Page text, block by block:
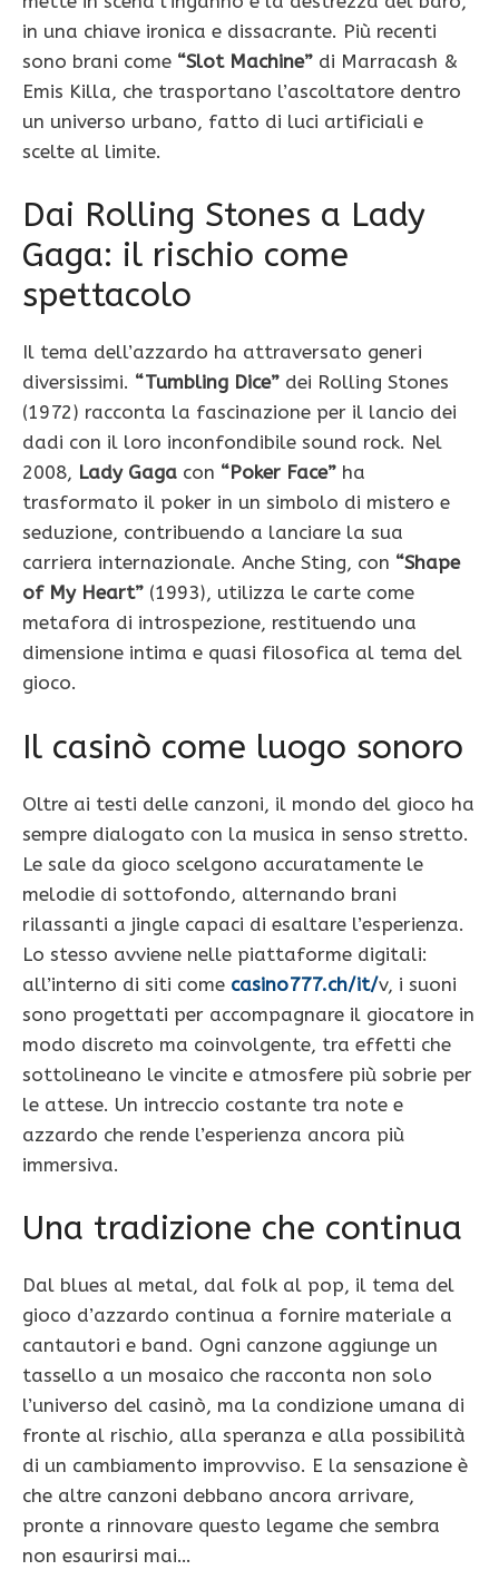
in una chiave ironica e dissacrante. Più recenti
sono brani come “Slot Machine” di Marracash &
Emis Killa, che trasportano l’ascoltatore dentro
un universo urbano, fatto di luci artificiali e
scelte al limite.
Dai Rolling Stones a Lady
Gaga: il rischio come
spettacolo
Il tema dell’azzardo ha attraversato generi
diversissimi. “Tumbling Dice” dei Rolling Stones
(1972) racconta la fascinazione per il lancio dei
dadi con il loro inconfondibile sound rock. Nel
2008, Lady Gaga con “Poker Face” ha
trasformato il poker in un simbolo di mistero e
seduzione, contribuendo a lanciare la sua
carriera internazionale. Anche Sting, con “Shape
of My Heart” (1993), utilizza le carte come
metafora di introspezione, restituendo una
dimensione intima e quasi filosofica al tema del
gioco.
Il casinò come luogo sonoro
Oltre ai testi delle canzoni, il mondo del gioco ha
sempre dialogato con la musica in senso stretto.
Le sale da gioco scelgono accuratamente le
melodie di sottofondo, alternando brani
rilassanti a jingle capaci di esaltare l’esperienza.
Lo stesso avviene nelle piattaforme digitali:
all’interno di siti come casino777.ch/it/v, i suoni
sono progettati per accompagnare il giocatore in
modo discreto ma coinvolgente, tra effetti che
sottolineano le vincite e atmosfere più sobrie per
le attese. Un intreccio costante tra note e
azzardo che rende l’esperienza ancora più
immersiva.
Una tradizione che continua
Dal blues al metal, dal folk al pop, il tema del
gioco d’azzardo continua a fornire materiale a
cantautori e band. Ogni canzone aggiunge un
tassello a un mosaico che racconta non solo
l’universo del casinò, ma la condizione umana di
fronte al rischio, alla speranza e alla possibilità
di un cambiamento improvviso. E la sensazione è
che altre canzoni debbano ancora arrivare,
pronte a rinnovare questo legame che sembra
non esaurirsi mai…